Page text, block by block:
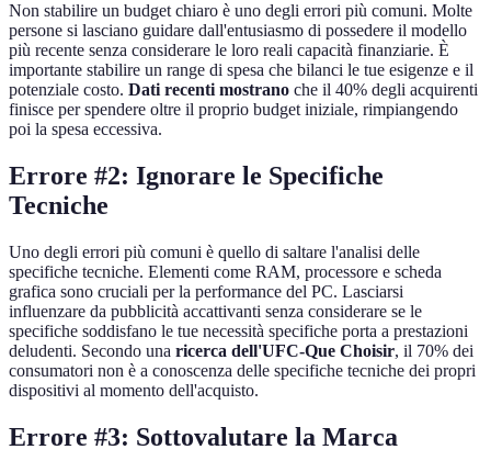
Non stabilire un budget chiaro è uno degli errori più comuni. Molte
persone si lasciano guidare dall'entusiasmo di possedere il modello
più recente senza considerare le loro reali capacità finanziarie. È
importante stabilire un range di spesa che bilanci le tue esigenze e il
potenziale costo. Dati recenti mostrano che il 40% degli acquirenti
finisce per spendere oltre il proprio budget iniziale, rimpiangendo
poi la spesa eccessiva.
Errore #2: Ignorare le Specifiche
Tecniche
Uno degli errori più comuni è quello di saltare l'analisi delle
specifiche tecniche. Elementi come RAM, processore e scheda
grafica sono cruciali per la performance del PC. Lasciarsi
influenzare da pubblicità accattivanti senza considerare se le
specifiche soddisfano le tue necessità specifiche porta a prestazioni
deludenti. Secondo una ricerca dell'UFC-Que Choisir, il 70% dei
consumatori non è a conoscenza delle specifiche tecniche dei propri
dispositivi al momento dell'acquisto.
Errore #3: Sottovalutare la Marca